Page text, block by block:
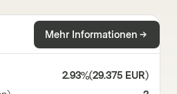
Mehr Informationen
2.93%(29.375 EUR)